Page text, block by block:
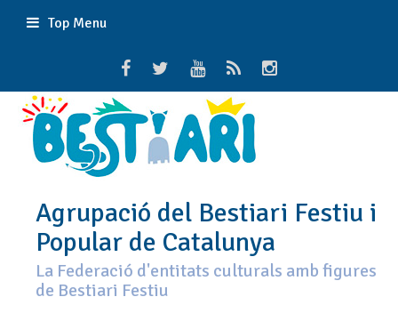
Top Menu
Agrupació del Bestiari Festiu i
Popular de Catalunya
La Federació d'entitats culturals amb figures
de Bestiari Festiu